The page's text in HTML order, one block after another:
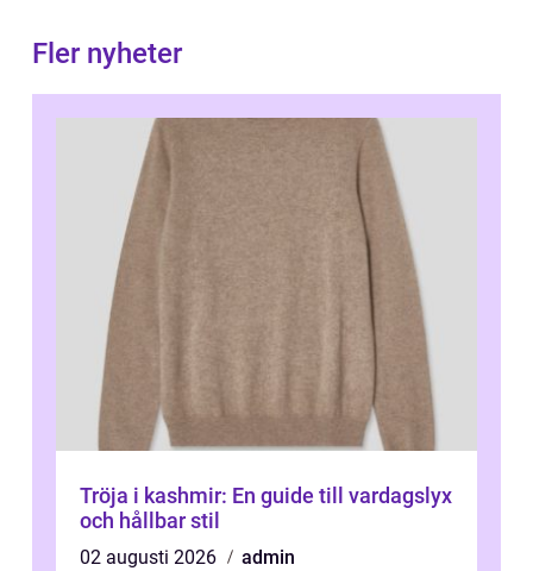
Fler nyheter
Tröja i kashmir: En guide till vardagslyx
och hållbar stil
02 augusti 2026
admin